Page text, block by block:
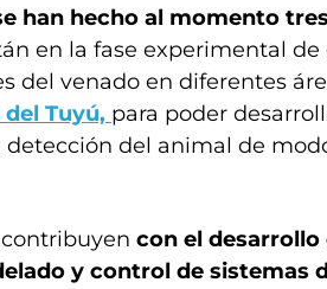
han hecho al momento
en la fase experimental de
del venado en diferentes
Tuyú, para poder
del animal de
con el
y control de sistemas